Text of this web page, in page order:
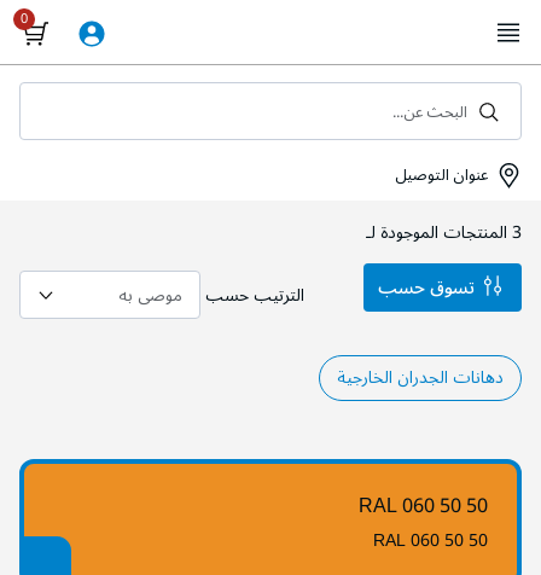
to
Content
عنوان التوصيل
البحث عن...
3المنتجات الموجودة لـ
الترتيب حسب
دهانات الجدران الخارجية
RAL 060 50 50
RAL 060 50 50
تسوق حسب